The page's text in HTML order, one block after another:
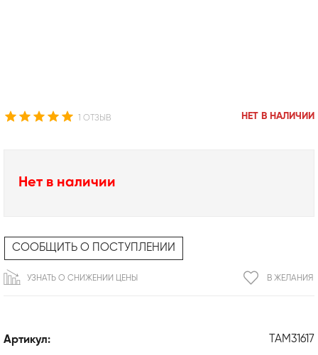
1 ОТЗЫВ НЕТ В НАЛИЧИИ
Артикул: TAM31617
Нет в наличии
СООБЩИТЬ О ПОСТУПЛЕНИИ
В ЖЕЛАНИЯ
УЗНАТЬ О СНИЖЕНИИ ЦЕНЫ